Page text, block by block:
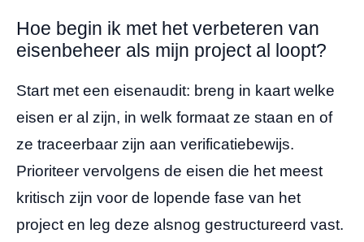
Hoe begin ik met het verbeteren van
eisenbeheer als mijn project al loopt?
Start met een eisenaudit: breng in kaart welke
eisen er al zijn, in welk formaat ze staan en of
ze traceerbaar zijn aan verificatiebewijs.
Prioriteer vervolgens de eisen die het meest
kritisch zijn voor de lopende fase van het
project en leg deze alsnog gestructureerd vast.